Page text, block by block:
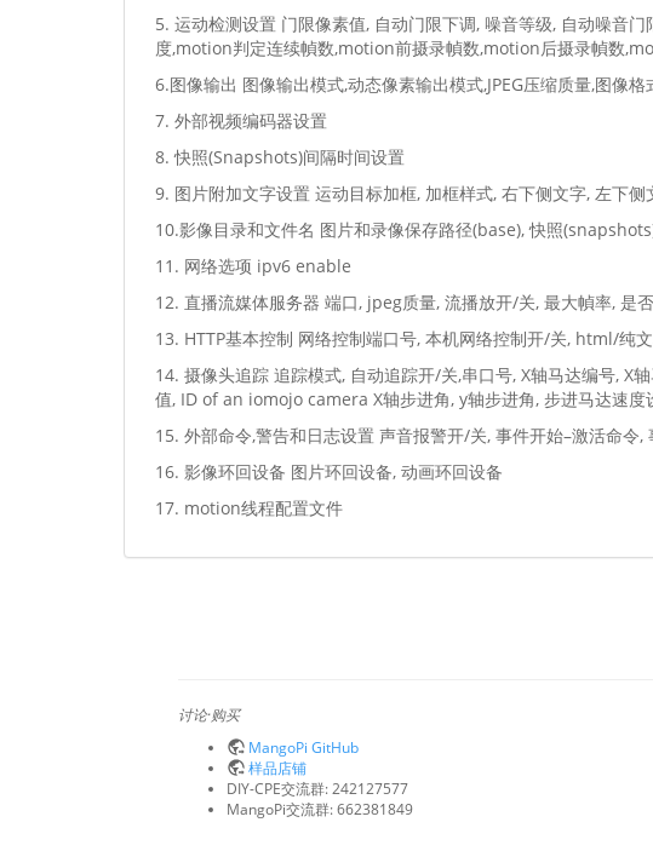
5. 运动检测设置 门限像素值, 自动门限下调, 噪音等级, 自动噪音
度,motion判定连续幀数,motion前摄录幀数,motion后摄录幀数
6.图像输出 图像输出模式,动态像素输出模式,JPEG压缩质量,图像
7. 外部视频编码器设置
8. 快照(Snapshots)间隔时间设置
9. 图片附加文字设置 运动目标加框, 加框样式, 右下侧文字, 左下
10.影像目录和文件名 图片和录像保存路径(base), 快照
11. 网络选项 ipv6 enable
12. 直播流媒体服务器 端口, jpeg质量, 流播放开/关, 最大幀率, 是
13. HTTP基本控制 网络控制端口号, 本机网络控制开/关, html/纯
14. 摄像头追踪 追踪模式, 自动追踪开/关,串口号, X轴马达编号, X
值, ID of an iomojo camera X轴步进角, y轴步进角, 步进马达速度
15. 外部命令,警告和日志设置 声音报警开/关, 事件开始–激活命令
16. 影像环回设备 图片环回设备, 动画环回设备
17. motion线程配置文件
讨论·购买
MangoPi GitHub
样品店铺
DIY-CPE交流群: 242127577
MangoPi交流群: 662381849